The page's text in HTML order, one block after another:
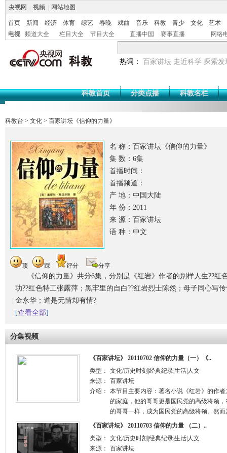
央视网 视频 网站地图
首页 新闻 经济 体育 综艺 春晚 戏曲 音乐 科教 青少 文化
艺术
电视
频道大全 栏目大全 节目大全 直播中国 赛事直播 网络
热词： 百家讲坛 走近科学 探索发
科教首页 分类点播 科教名栏
科教台 > 文化 > 百家讲坛《信仰的力量》
名 称：百家讲坛《信仰的力量》
集 数：6集
首播时间：
首播频道：
产 地：中国大陆
年 份：2011
来 源：百家讲坛
语 种：中文
顶 踩 评分 分享
《信仰的力量》共分6集，分别是《红岩》作者的别样人生??红
功??红色特工张露萍；黑牢里的自白??红岩烈士陈然；母子同心写
金永华；道是无情却有情?
[查看全部]
分集视频
《百家讲坛》 20110702 信仰的力量（一）《..
类型：
文化/历史时刻|经典纪录|生活|人文
来源：
百家讲坛
介绍：
本节目主要内容：著名小说《红岩》的作
的家庭，他的哥哥更是国民党的高级将领
的哥哥一样，成为国民党的高级将领。然而
《百家讲坛》 20110703 信仰的力量 （二）..
类型：
文化/历史时刻|经典纪录|生活|人文
来源：
百家讲坛